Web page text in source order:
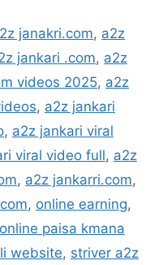
janakri.com, a2z
jankari .com, a2z
videos 2025, a2z
, a2z jankari
, a2z jankari viral
viral video full, a2z
, a2z jankarri.com,
, online earning,
online paisa kmana
website, striver a2z